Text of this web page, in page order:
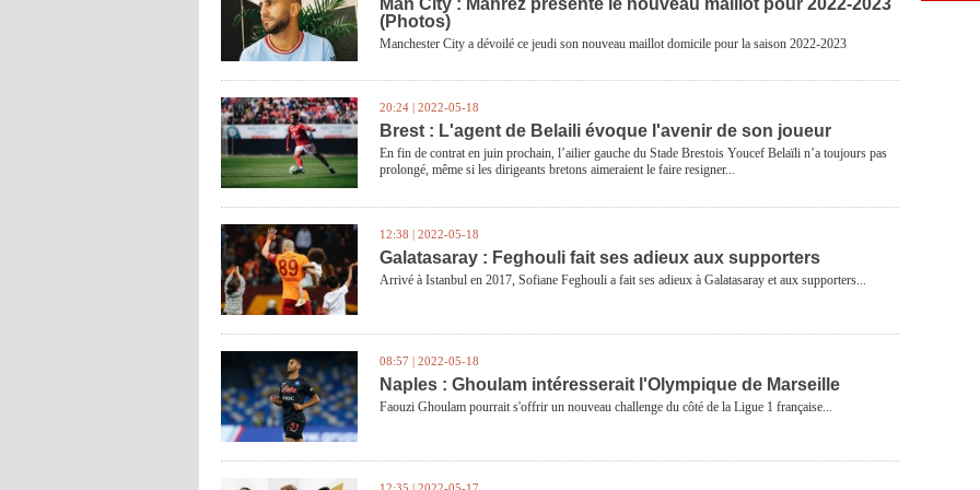
Man City : Mahrez présente le nouveau maillot pour 2022-2023
(Photos)
Manchester City a dévoilé ce jeudi son nouveau maillot domicile pour la saison 2022-2023
20:24 | 2022-05-18
Brest : L'agent de Belaili évoque l'avenir de son joueur
En fin de contrat en juin prochain, l’ailier gauche du Stade Brestois Youcef Belaïli n’a toujours pas
prolongé, même si les dirigeants bretons aimeraient le faire resigner...
12:38 | 2022-05-18
Galatasaray : Feghouli fait ses adieux aux supporters
Arrivé à Istanbul en 2017, Sofiane Feghouli a fait ses adieux à Galatasaray et aux supporters...
08:57 | 2022-05-18
Naples : Ghoulam intéresserait l'Olympique de Marseille
Faouzi Ghoulam pourrait s'offrir un nouveau challenge du côté de la Ligue 1 française...